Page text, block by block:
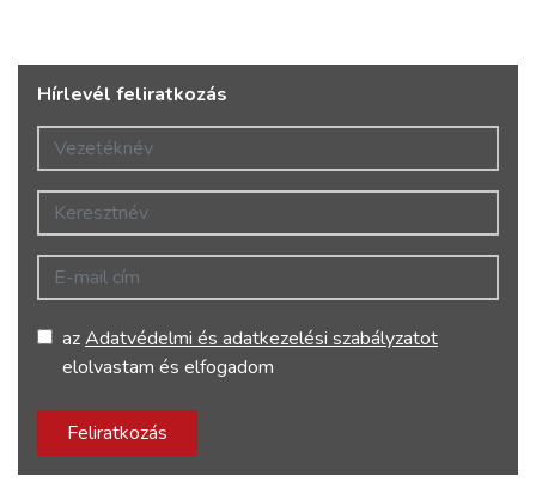
Hírlevél feliratkozás
Vezetéknév
Keresztnév
E-mail cím
azAdatvédelmi és adatkezelési szabályzatot
elolvastam és elfogadom
Feliratkozás